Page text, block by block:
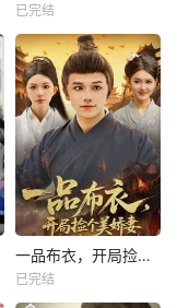
已完结
一品布衣，开局捡个美娇妻
已完结